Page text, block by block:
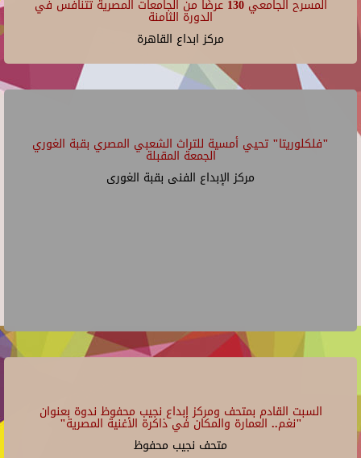
المسرح الجامعي 130 عرضًا من الجامعات المصرية تتنافس في
الدورة الثامنة
مركز ابداع القاهرة
"فلكلوريتا" تحيي أمسية للتراث الشعبي المصري بقبة الغوري
الجمعة المقبلة
مركز الإبداع الفنى بقبة الغورى
السبت القادم بمتحف ومركز إبداع نجيب محفوظ ندوة بعنوان
"نغم.. العمارة والمكان في ذاكرة الأغنية المصرية"
متحف نجيب محفوظ